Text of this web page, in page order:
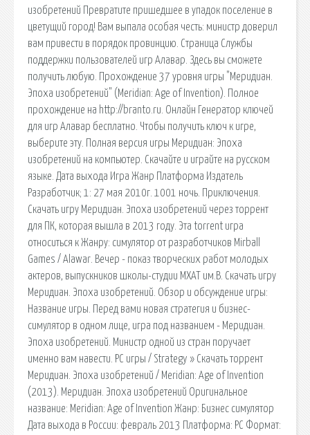
изобретений Превратите пришедшее в упадок поселение в
цветущий город! Вам выпала особая честь: министр доверил
вам привести в порядок провинцию. Страница Службы
поддержки пользователей игр Алавар. Здесь вы сможете
получить любую. Прохождение 37 уровня игры "Меридиан.
Эпоха изобретений" (Meridian: Age of Invention). Полное
прохождение на http://branto.ru. Онлайн Генератор ключей
для игр Алавар бесплатно. Чтобы получить ключ к игре,
выберите эту. Полная версия игры Меридиан: Эпоха
изобретений на компьютер. Скачайте и играйте на русском
языке. Дата выхода Игра Жанр Платформа Издатель
Разработчик; 1: 27 мая 2010г. 1001 ночь. Приключения.
Скачать игру Меридиан. Эпоха изобретений через торрент
для ПК, которая вышла в 2013 году. Эта torrent игра
относиться к Жанру: симулятор от разработчиков Mirball
Games / Alawar. Вечер - показ творческих работ молодых
актеров, выпускников школы-студии МХАТ им.В. Скачать игру
Меридиан. Эпоха изобретений. Обзор и обсуждение игры:
Название игры. Перед вами новая стратегия и бизнес-
симулятор в одном лице, игра под названием - Меридиан.
Эпоха изобретений. Министр одной из стран поручает
именно вам навести. PC игры / Strategy » Скачать торрент
Меридиан. Эпоха изобретений / Meridian: Age of Invention
(2013). Меридиан. Эпоха изобретений Оригинальное
название: Meridian: Age of Invention Жанр: Бизнес симулятор
Дата выхода в России: февраль 2013 Платформа: PC Формат: